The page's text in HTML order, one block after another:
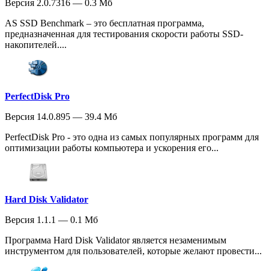
Версия 2.0.7316 — 0.3 Мб
AS SSD Benchmark – это бесплатная программа,
предназначенная для тестирования скорости работы SSD-
накопителей....
PerfectDisk Pro
Версия 14.0.895 — 39.4 Мб
PerfectDisk Pro - это одна из самых популярных программ для
оптимизации работы компьютера и ускорения его...
Hard Disk Validator
Версия 1.1.1 — 0.1 Мб
Программа Hard Disk Validator является незаменимым
инструментом для пользователей, которые желают провести...